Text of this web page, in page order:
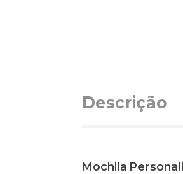
Descrição
Mochila